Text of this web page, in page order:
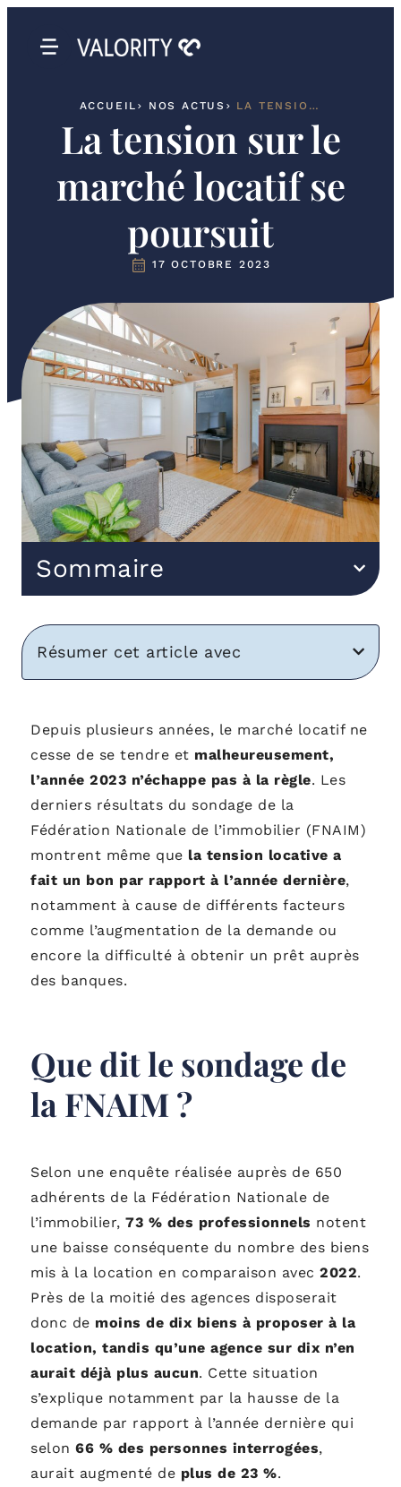
ACCUEIL NOS ACTUS LA TENSION SUR LE MARCHÉ LOCATIF SE POURSUIT
La tension sur le
marché locatif se
poursuit
17 OCTOBRE 2023
Sommaire
Résumer cet article avec
Depuis plusieurs années, le marché locatif ne
cesse de se tendre et malheureusement,
l’année 2023 n’échappe pas à la règle. Les
derniers résultats du sondage de la
Fédération Nationale de l’immobilier (FNAIM)
montrent même que la tension locative a
fait un bon par rapport à l’année dernière,
notamment à cause de différents facteurs
comme l’augmentation de la demande ou
encore la difficulté à obtenir un prêt auprès
des banques.
Que dit le sondage de
la FNAIM ?
Selon une enquête réalisée auprès de 650
adhérents de la Fédération Nationale de
l’immobilier, 73 % des professionnels notent
une baisse conséquente du nombre des biens
mis à la location en comparaison avec 2022.
Près de la moitié des agences disposerait
donc de moins de dix biens à proposer à la
location, tandis qu’une agence sur dix n’en
aurait déjà plus aucun. Cette situation
s’explique notamment par la hausse de la
demande par rapport à l’année dernière qui
selon 66 % des personnes interrogées,
aurait augmenté de plus de 23 %.